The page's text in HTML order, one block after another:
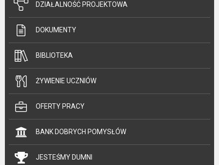
DZIAŁALNOŚĆ PROJEKTOWA
DOKUMENTY
BIBLIOTEKA
ŻYWIENIE UCZNIÓW
OFERTY PRACY
BANK DOBRYCH POMYSŁÓW
JESTEŚMY DUMNI